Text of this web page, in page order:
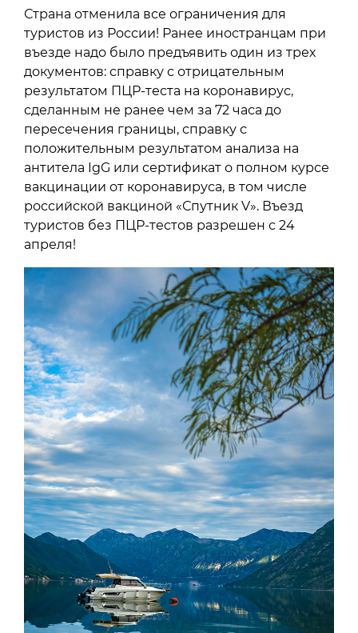
Страна отменила все ограничения для
туристов из России! Ранее иностранцам при
въезде надо было предъявить один из трех
документов: справку с отрицательным
результатом ПЦР-теста на коронавирус,
сделанным не ранее чем за 72 часа до
пересечения границы, справку с
положительным результатом анализа на
антитела IgG или сертификат о полном курсе
вакцинации от коронавируса, в том числе
российской вакциной «Спутник V». Въезд
туристов без ПЦР-тестов разрешен с 24
апреля!